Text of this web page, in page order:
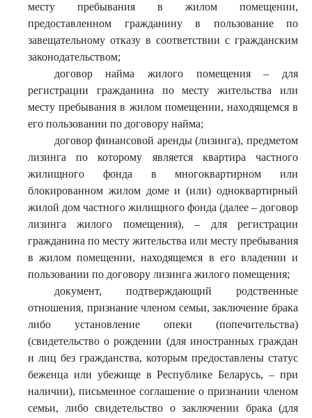
месту пребывания в жилом помещении,
предоставленном гражданину в пользование по
завещательному отказу в соответствии с гражданским
законодательством;
договор найма жилого помещения – для
регистрации гражданина по месту жительства или
месту пребывания в жилом помещении, находящемся в
его пользовании по договору найма;
договор финансовой аренды (лизинга), предметом
лизинга по которому является квартира частного
жилищного фонда в многоквартирном или
блокированном жилом доме и (или) одноквартирный
жилой дом частного жилищного фонда (далее – договор
лизинга жилого помещения), – для регистрации
гражданина по месту жительства или месту пребывания
в жилом помещении, находящемся в его владении и
пользовании по договору лизинга жилого помещения;
документ, подтверждающий родственные
отношения, признание членом семьи, заключение брака
либо установление опеки (попечительства)
(свидетельство о рождении (для иностранных граждан
и лиц без гражданства, которым предоставлены статус
беженца или убежище в Республике Беларусь, – при
наличии), письменное соглашение о признании членом
семьи, либо свидетельство о заключении брака (для